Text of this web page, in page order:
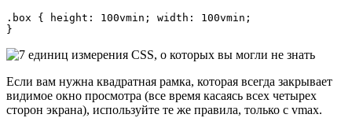
.box { height: 100vmin; width: 100vmin;
}
Если вам нужна квадратная рамка, которая всегда закрывает
видимое окно просмотра (все время касаясь всех четырех
сторон экрана), используйте те же правила, только с vmax.